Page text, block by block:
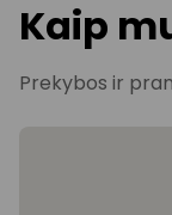
Kaip
Prekybos ir